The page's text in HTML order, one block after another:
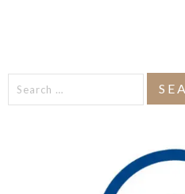
Search
for: